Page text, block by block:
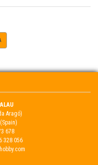
Aragó)
678
328 056